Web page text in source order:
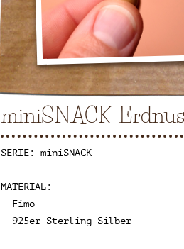
miniSNACK
SERIE: miniSNACK
MATERIAL:
- Fimo
- 925er Sterling Silber